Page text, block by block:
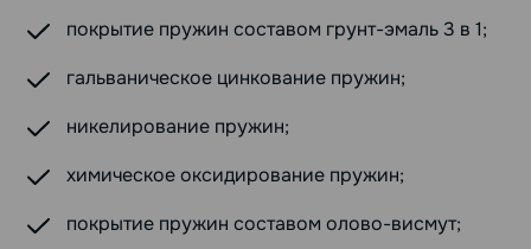
покрытие пружин составом грунт-эмаль 3 в 1;
гальваническое цинкование пружин;
никелирование пружин;
химическое оксидирование пружин;
покрытие пружин составом олово-висмут;